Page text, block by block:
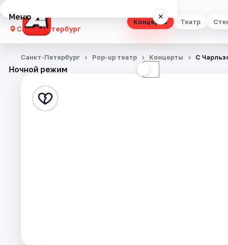
Концерты Театр
Меню ×
Санкт-Петербург
Концерты
Стендап
Ночной режим ☾
Санкт-Петербург Pop-up театр Концерты С